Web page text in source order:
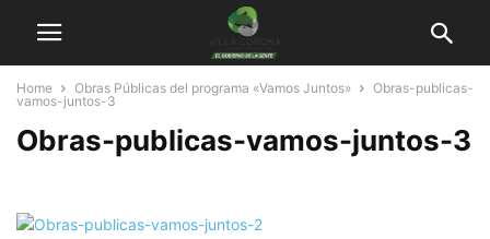
Home Obras Públicas del programa «Vamos Juntos»
Obras-publicas-
vamos-juntos-3
Obras-publicas-vamos-juntos-3